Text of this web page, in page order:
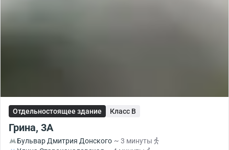
Отдельностоящее здание Класс B
Грина, 3А
Бульвар Дмитрия Донского ~ 3 минуты